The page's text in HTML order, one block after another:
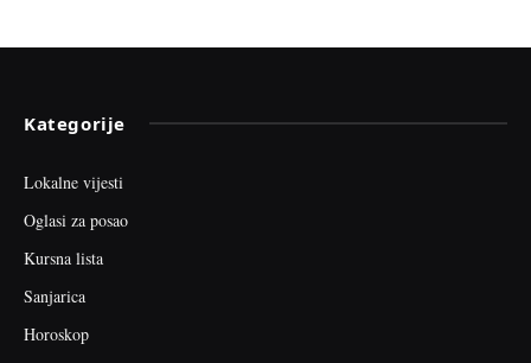
Kategorije
Lokalne vijesti
Oglasi za posao
Kursna lista
Sanjarica
Horoskop